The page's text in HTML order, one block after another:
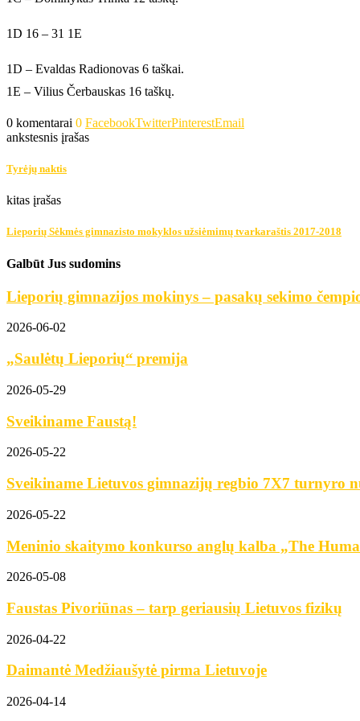
1D 16 – 31 1E
1D – Evaldas Radionovas 6 taškai.
1E – Vilius Čerbauskas 16 taškų.
0 komentarai 0 FacebookTwitterPinterestEmail
ankstesnis įrašas
Tyrėjų naktis
kitas įrašas
Lieporių Sėkmės gimnazisto mokyklos užsiėmimų tvarkaraštis 2017-2018
Galbūt Jus sudomins
Lieporių gimnazijos mokinys – pasakų sekimo
2026-06-02
„Saulėtų Lieporių“ premija
2026-05-29
Sveikiname Faustą!
2026-05-22
Sveikiname Lietuvos gimnazijų regbio 7X7 turnyro
2026-05-22
Meninio skaitymo konkurso anglų kalba „The
2026-05-08
Faustas Pivoriūnas – tarp geriausių Lietuvos fizikų
2026-04-22
Daimantė Medžiaušytė pirma Lietuvoje
2026-04-14